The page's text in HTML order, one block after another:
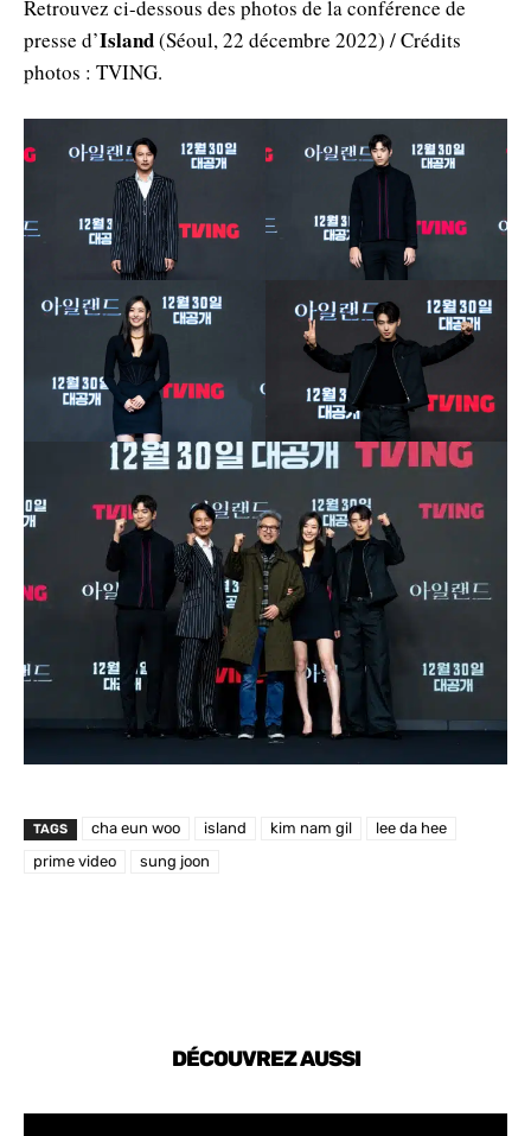
Retrouvez ci-dessous des photos de la conférence de
presse d’Island(Séoul, 22 décembre 2022) / Crédits
photos : TVING.
TAGS cha eun woo island kim nam gil
lee da hee
prime video
sung joon
DÉCOUVREZ AUSSI